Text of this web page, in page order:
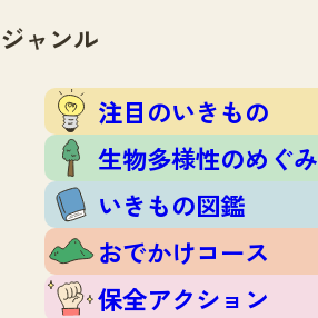
注目のいきもの
いきもの図鑑
おでかけコース
保全アクション
調査レポート
調査レポートTOP
調査結果
ふくおかいきものマップ
マッチング
マッチングTOP
掲載申し込みフォーム
お問合せ
ジャンル
注目のいきもの
生物多様性のめぐみ
いきもの図鑑
おでかけコース
保全アクション